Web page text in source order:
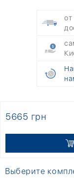
5665 грн
Выберите